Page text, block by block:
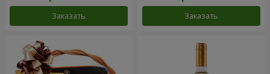
Заказать Заказать